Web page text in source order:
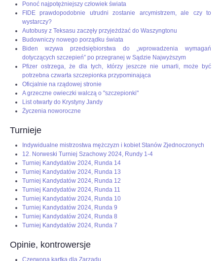
Ponoć najpotężniejszy człowiek świata
FIDE prawdopodobnie utrudni zostanie arcymistrzem, ale czy to
wystarczy?
Autobusy z Teksasu zaczęły przyjeżdżać do Waszyngtonu
Budowniczy nowego porządku świata
Biden wzywa przedsiębiorstwa do „wprowadzenia wymagań
dotyczących szczepień” po przegranej w Sądzie Najwyższym
Pfizer ostrzega, że dla tych, którzy jeszcze nie umarli, może być
potrzebna czwarta szczepionka przypominająca
Oficjalnie na rządowej stronie
A grzeczne owieczki walczą o "szczepionki"
List otwarty do Krystyny Jandy
Życzenia noworoczne
Turnieje
Indywidualne mistrzostwa mężczyzn i kobiet Stanów Zjednoczonych
12. Norweski Turniej Szachowy 2024, Rundy 1-4
Turniej Kandydatów 2024, Runda 14
Turniej Kandydatów 2024, Runda 13
Turniej Kandydatów 2024, Runda 12
Turniej Kandydatów 2024, Runda 11
Turniej Kandydatów 2024, Runda 10
Turniej Kandydatów 2024, Runda 9
Turniej Kandydatów 2024, Runda 8
Turniej Kandydatów 2024, Runda 7
Opinie, kontrowersje
Czerwona kartka dla Zarządu